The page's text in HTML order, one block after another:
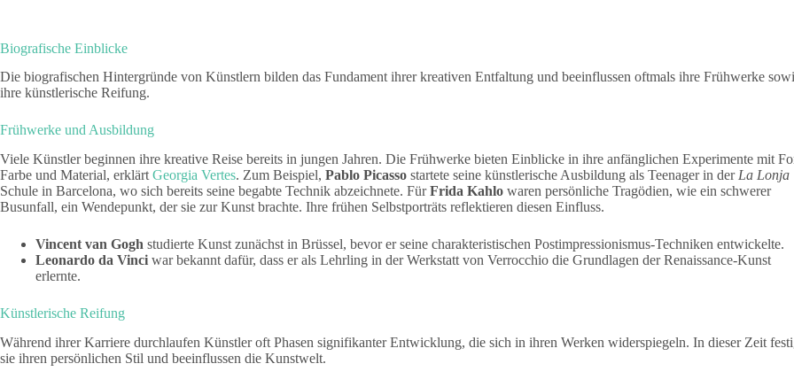
Biografische Einblicke
Die biografischen Hintergründe von Künstlern bilden das Fundament ihrer kreativen Entfaltung und beeinflussen oftmals ihre Frühwerke
ihre künstlerische Reifung.
Frühwerke und Ausbildung
Viele Künstler beginnen ihre kreative Reise bereits in jungen Jahren. Die Frühwerke bieten Einblicke in ihre anfänglichen Experimente mit
Farbe und Material, erklärt Georgia Vertes. Zum Beispiel, Pablo Picasso startete seine künstlerische Ausbildung als Teenager in der La Lonja
Schule in Barcelona, wo sich bereits seine begabte Technik abzeichnete. FürFrida Kahlo waren persönliche Tragödien, wie ein schwerer
Busunfall, ein Wendepunkt, der sie zur Kunst brachte. Ihre frühen Selbstporträts reflektieren diesen Einfluss.
Vincent van Gogh studierte Kunst zunächst in Brüssel, bevor er seine charakteristischen Postimpressionismus-Techniken entwickelte.
Leonardo da Vinci war bekannt dafür, dass er als Lehrling in der Werkstatt von Verrocchio die Grundlagen der Renaissance-Kunst
erlernte.
Künstlerische Reifung
Während ihrer Karriere durchlaufen Künstler oft Phasen signifikanter Entwicklung, die sich in ihren Werken widerspiegeln. In dieser Zeit
sie ihren persönlichen Stil und beeinflussen die Kunstwelt.